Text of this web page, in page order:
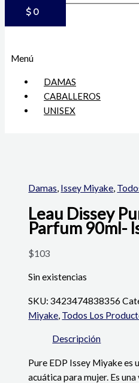
$ 0
Menú
DAMAS
CABALLEROS
UNISEX
Damas, Issey Miyake,
Leau Dissey
Parfum 90ml-
$103
Sin existencias
SKU:3423474838356
Miyake, Todos Los
Descripción
Pure EDP Issey Miyake es
acuática para mujer. Es